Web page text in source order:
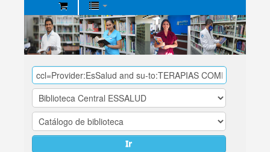
Biblioteca
Central
EsSalud
Ir